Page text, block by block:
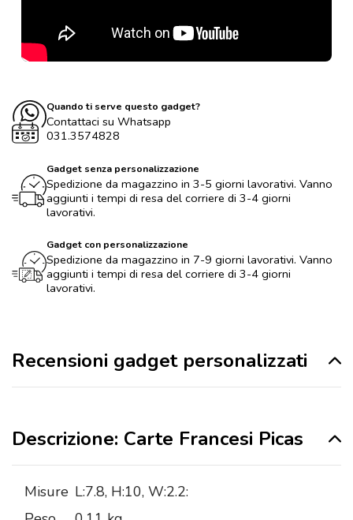
Quando ti serve questo gadget?
Contattaci su Whatsapp
031.3574828
Gadget senza personalizzazione
Spedizione da magazzino in 3-5 giorni lavorativi. Vanno
aggiunti i tempi di resa del corriere di 3-4 giorni
lavorativi.
Gadget con personalizzazione
Spedizione da magazzino in 7-9 giorni lavorativi. Vanno
aggiunti i tempi di resa del corriere di 3-4 giorni
lavorativi.
Recensioni gadget personalizzati
Descrizione: Carte Francesi Picas
Misure L:7.8, H:10, W:2.2: